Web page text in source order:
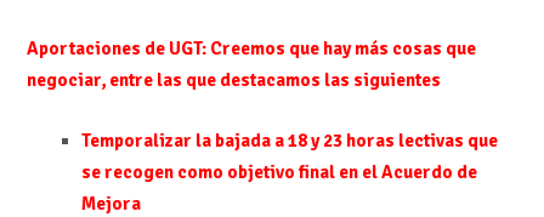
Aportaciones de UGT: Creemos que hay más cosas que
negociar, entre las que destacamos las siguientes
Temporalizar la bajada a 18 y 23 horas lectivas que
se recogen como objetivo final en el Acuerdo de
Mejora